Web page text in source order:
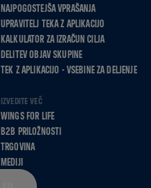
NAJPOGOSTEJŠA VPRAŠANJA
UPRAVITELJ TEKA Z APLIKACIJO
KALKULATOR ZA IZRAČUN CILJA
DELITEV OBJAV SKUPINE
TEK Z APLIKACIJO - VSEBINE ZA DELJENJE
IZVEDITE VEČ
WINGS FOR LIFE
B2B PRILOŽNOSTI
TRGOVINA
MEDIJI